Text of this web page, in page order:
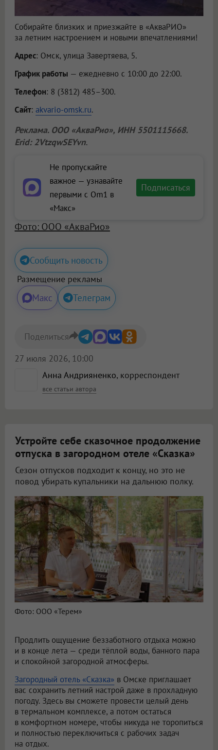
Собирайте близких и приезжайте в «АкваРИО»
за летним настроением и новыми впечатлениями!
Адрес: Омск, улица Завертяева, 5.
График работы — ежедневно с 10:00 до 22:00.
Телефон: 8 (3812) 485–300.
Сайт: akvario-omsk.ru.
Реклама. ООО «АкваРио», ИНН 5501115668.
Erid: 2VtzqwSEYvn.
Не пропускайте
важное — узнавайте
первыми с Om1 в
«Макс»
Подписаться
Фото: ООО «АкваРио»
Сообщить новость
Размещение рекламы
Макс Телеграм
Анна Андрияненко, корреспондент
все статьи автора
27 июля 2026, 10:00
Поделиться
Устройте себе сказочное продолжение
отпуска в загородном отеле «Сказка»
Сезон отпусков подходит к концу, но это не
повод убирать купальники на дальнюю полку.
Фото: ООО «Терем»
Продлить ощущение беззаботного отдыха можно
и в конце лета — среди тёплой воды, банного пара
и спокойной загородной атмосферы.
Загородный отель «Сказка» в Омске приглашает
вас сохранить летний настрой даже в прохладную
погоду. Здесь вы сможете провести целый день
в термальном комплексе, а потом остаться
в комфортном номере, чтобы никуда не торопиться
и полностью переключиться с рабочих задач
на отдых.